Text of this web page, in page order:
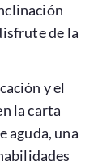
de la
y el
la carta
aguda, una